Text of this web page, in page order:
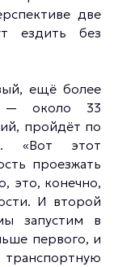
две
ездить без
ещё более
— около 33
пройдёт по
«Вот этот
проезжать
это, конечно,
И второй
запустим в
первого, и